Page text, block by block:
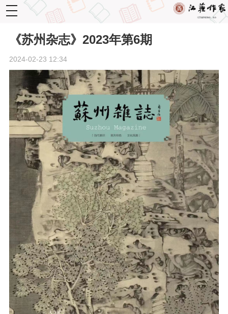
toggle
navigation
《苏州杂志》2023年第6期
2024-02-23 12:34